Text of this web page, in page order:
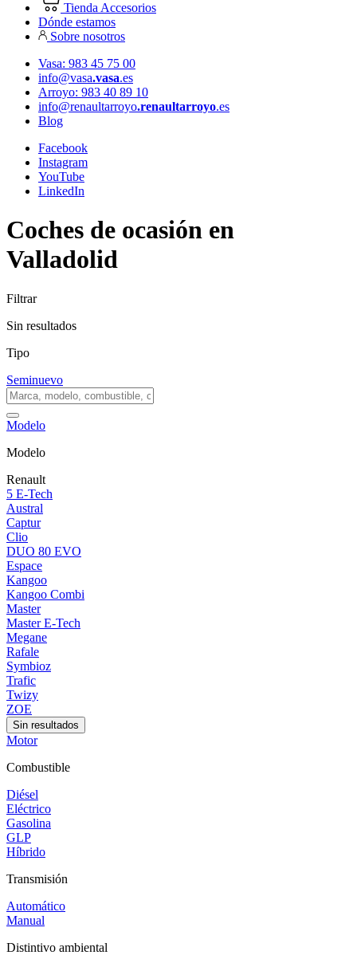
Tienda Accesorios
Dónde estamos
Sobre nosotros
Vasa: 983 45 75 00
info@vasa.vasa.es
Arroyo: 983 40 89 10
info@renaultarroyo.renaultarroyo.es
Blog
Facebook
Instagram
YouTube
LinkedIn
Coches de ocasión en
Valladolid
Filtrar
Sin resultados
Tipo
Seminuevo
Modelo
Modelo
Renault
5 E-Tech
Austral
Captur
Clio
DUO 80 EVO
Espace
Kangoo
Kangoo Combi
Master
Master E-Tech
Megane
Rafale
Symbioz
Trafic
Twizy
ZOE
Sin resultados
Motor
Combustible
Diésel
Eléctrico
Gasolina
GLP
Híbrido
Transmisión
Automático
Manual
Distintivo ambiental